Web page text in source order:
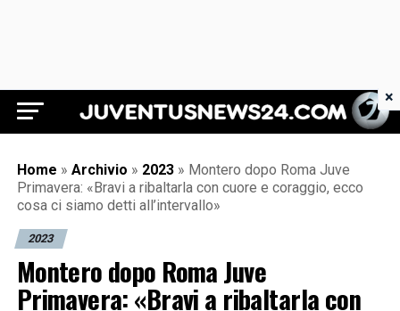
Juventus News 24
Home » Archivio » 2023 » Montero dopo Roma Juve
Primavera: «Bravi a ribaltarla con cuore e coraggio, ecco
cosa ci siamo detti all’intervallo»
2023
Montero dopo Roma Juve
Primavera: «Bravi a ribaltarla con
×